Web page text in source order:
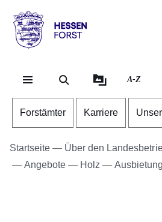
Hessen
Forst
A-Z
Forstämter Karriere
Startseite
Über den
Angebote
Holz Ausbietung